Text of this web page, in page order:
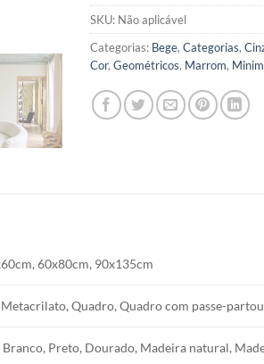
SKU: Não aplicável
Categorias: Bege, Categorias,
Cor, Geométricos, Marrom,
60x80cm, 90x135cm
Metacrilato, Quadro, Quadro com passe-
Preto, Dourado, Madeira natural,